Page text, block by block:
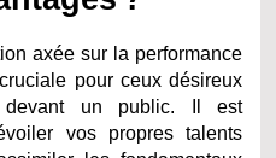
axée sur la performance
pour ceux désireux
un public. Il est
vos propres talents